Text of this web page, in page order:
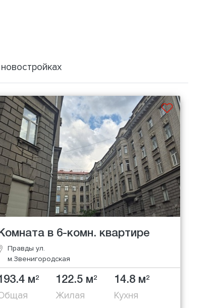
Комната в 6-комн. квартире
Правды ул.
м.Звенигородская
м2 122.5 м2
Жилая
14.8 м2
Кухня